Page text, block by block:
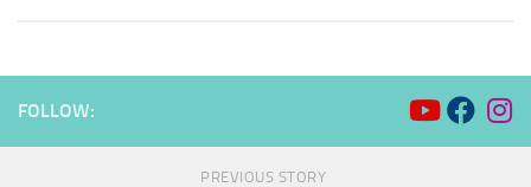
FOLLOW:
PREVIOUS STORY